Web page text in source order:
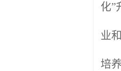
化”
业
培